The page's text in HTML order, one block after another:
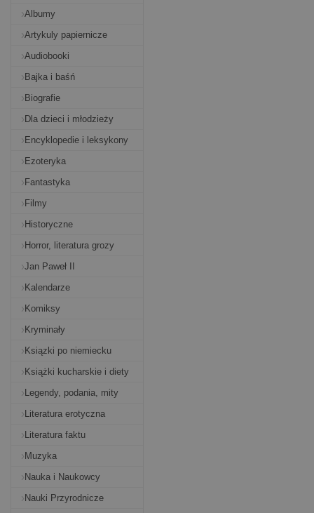
Albumy
Artykuly papiernicze
Audiobooki
Bajka i baśń
Biografie
Dla dzieci i młodzieży
Encyklopedie i leksykony
Ezoteryka
Fantastyka
Filmy
Historyczne
Horror, literatura grozy
Jan Paweł II
Kalendarze
Komiksy
Kryminały
Ksiązki po niemiecku
Książki kucharskie i diety
Legendy, podania, mity
Literatura erotyczna
Literatura faktu
Muzyka
Nauka i Naukowcy
Nauki Przyrodnicze